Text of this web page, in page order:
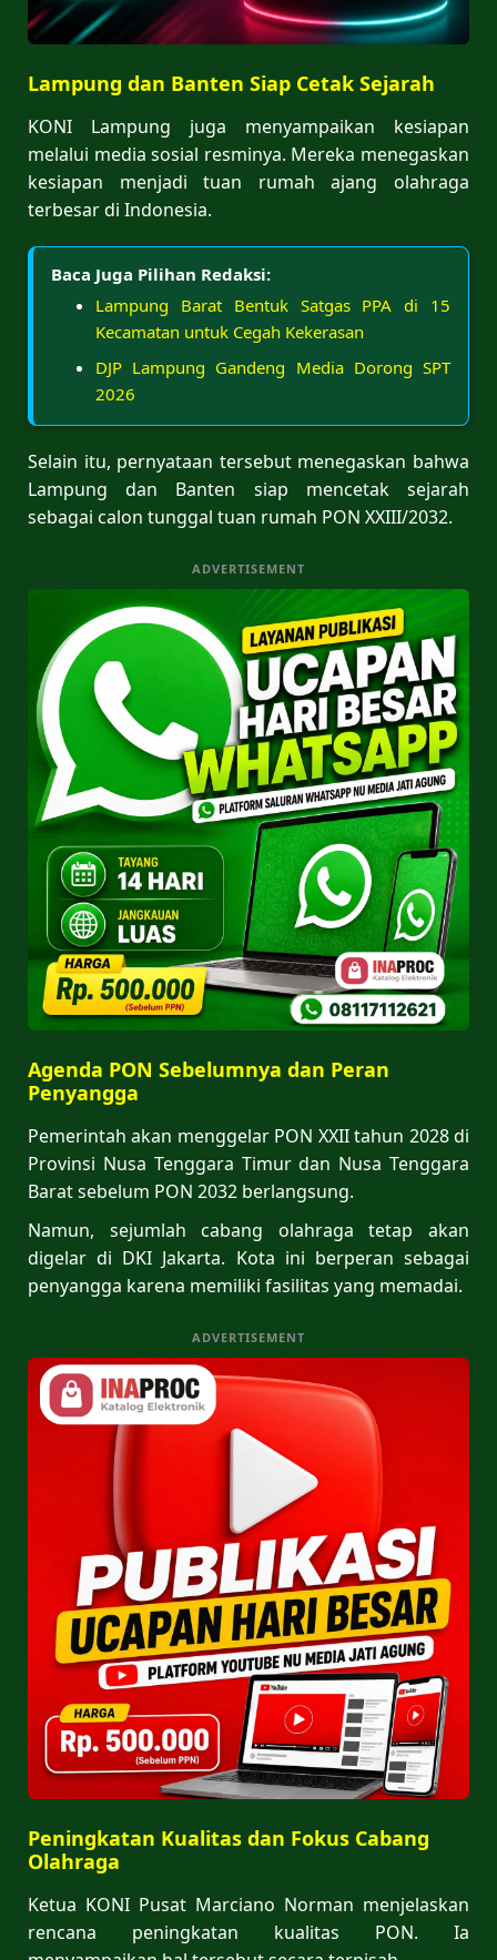
Lampung dan Banten Siap Cetak Sejarah
KONI Lampung juga menyampaikan kesiapan
melalui media sosial resminya. Mereka menegaskan
kesiapan menjadi tuan rumah ajang olahraga
terbesar di Indonesia.
Baca Juga Pilihan Redaksi:
Lampung Barat Bentuk Satgas PPA di 15
Kecamatan untuk Cegah Kekerasan
DJP Lampung Gandeng Media Dorong SPT
2026
Selain itu, pernyataan tersebut menegaskan bahwa
Lampung dan Banten siap mencetak sejarah
sebagai calon tunggal tuan rumah PON XXIII/2032.
ADVERTISEMENT
Agenda PON Sebelumnya dan Peran
Penyangga
Pemerintah akan menggelar PON XXII tahun 2028 di
Provinsi Nusa Tenggara Timur dan Nusa Tenggara
Barat sebelum PON 2032 berlangsung.
Namun, sejumlah cabang olahraga tetap akan
digelar di DKI Jakarta. Kota ini berperan sebagai
penyangga karena memiliki fasilitas yang memadai.
ADVERTISEMENT
Peningkatan Kualitas dan Fokus Cabang
Olahraga
Ketua KONI Pusat Marciano Norman menjelaskan
rencana peningkatan kualitas PON. Ia